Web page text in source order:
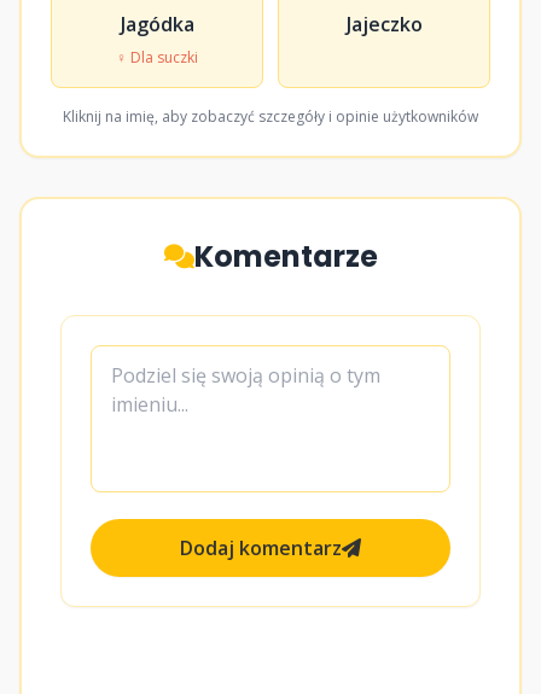
Jagódka
♀ Dla suczki
Jajeczko
Kliknij na imię, aby zobaczyć szczegóły i opinie użytkowników
Komentarze
Dodaj komentarz